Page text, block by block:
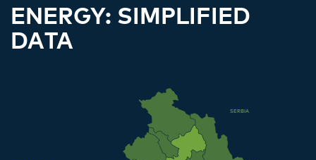
ENERGY: SIMPLIFIED
DATA
SERBIA